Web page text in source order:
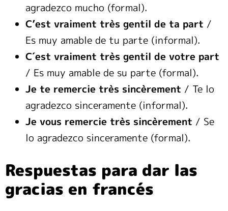
agradezco mucho (formal).
C’est vraiment très gentil de ta part /
Es muy amable de tu parte (informal).
C´est vraiment très gentil de votre part
/ Es muy amable de su parte (formal).
Je te remercie très sincèrement / Te lo
agradezco sinceramente (informal).
Je vous remercie très sincèrement / Se
lo agradezco sinceramente (formal).
Respuestas para dar las
gracias en francés